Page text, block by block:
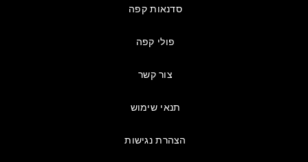
סדנאות קפה
פולי קפה
צור קשר
תנאי שימוש
הצהרת נגישות